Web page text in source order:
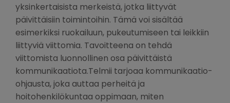
yksinkertaisista merkeistä, jotka liittyvät
päivittäisiin toimintoihin. Tämä voi sisältää
esimerkiksi ruokailuun, pukeutumiseen tai leikkiin
liittyviä viittomia. Tavoitteena on tehdä
viittomista luonnollinen osa päivittäistä
kommunikaatiota.Telmii tarjoaa kommunikaatio-
ohjausta, joka auttaa perheitä ja
hoitohenkilökuntaa oppimaan, miten